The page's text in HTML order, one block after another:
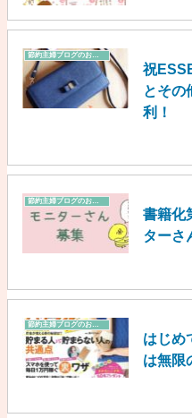
節約主婦ブログのお知らせ
祝
とその
利！
節約主婦ブログのお知らせ
書籍化
ターさ
節約主婦ブログのお知らせ
はじめ
は無限